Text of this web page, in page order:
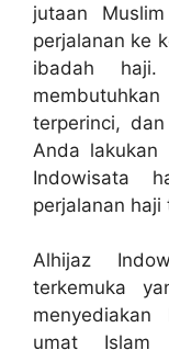
jutaan
perjalanan ke
ibadah
terperinci,
Anda lakukan
Indowisata
perjalanan
Alhijaz
terkemuka
umat Islam